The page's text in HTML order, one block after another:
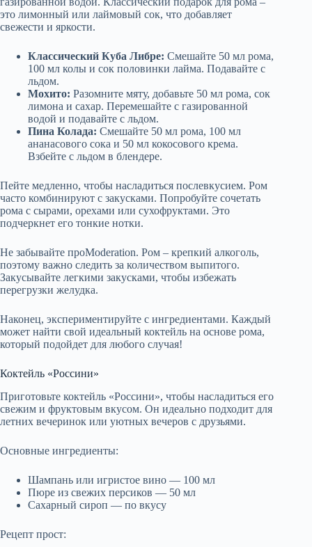
это лимонный или лаймовый сок, что добавляет
свежести и яркости.
Классический Куба Либре: Смешайте 50 мл рома,
100 мл колы и сок половинки лайма. Подавайте с
льдом.
Мохито: Разомните мяту, добавьте 50 мл рома, сок
лимона и сахар. Перемешайте с газированной
водой и подавайте с льдом.
Пина Колада: Смешайте 50 мл рома, 100 мл
ананасового сока и 50 мл кокосового крема.
Взбейте с льдом в блендере.
Пейте медленно, чтобы насладиться послевкусием. Ром
часто комбинируют с закусками. Попробуйте сочетать
рома с сырами, орехами или сухофруктами. Это
подчеркнет его тонкие нотки.
Не забывайте проModeration. Ром – крепкий алкоголь,
поэтому важно следить за количеством выпитого.
Закусывайте легкими закусками, чтобы избежать
перегрузки желудка.
Наконец, экспериментируйте с ингредиентами. Каждый
может найти свой идеальный коктейль на основе рома,
который подойдет для любого случая!
Коктейль «Россини»
Приготовьте коктейль «Россини», чтобы насладиться его
свежим и фруктовым вкусом. Он идеально подходит для
летних вечеринок или уютных вечеров с друзьями.
Основные ингредиенты:
Шампань или игристое вино — 100 мл
Пюре из свежих персиков — 50 мл
Сахарный сироп — по вкусу
Рецепт прост: